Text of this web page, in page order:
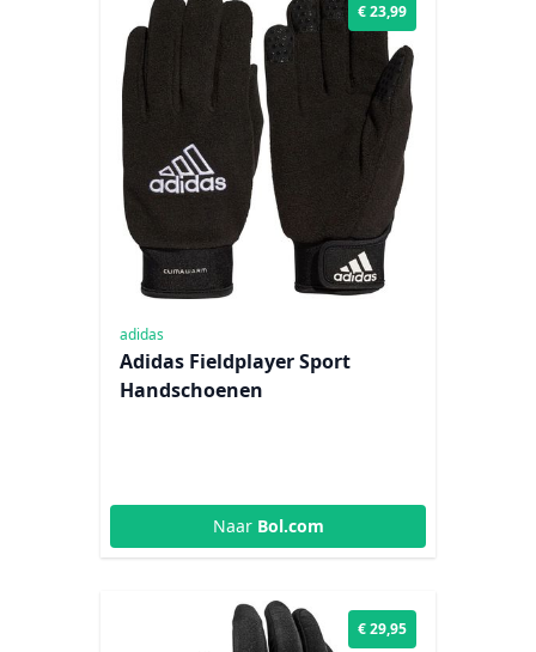
€ 23,99
adidas
Adidas Fieldplayer Sport
Handschoenen
Naar Bol.com
€ 29,95